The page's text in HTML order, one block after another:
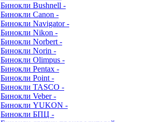
Бинокли Bushnell -
Бинокли Canon -
Бинокли Navigator -
Бинокли Nikon -
Бинокли Norbert -
Бинокли Norin -
Бинокли Olimpus -
Бинокли Pentax -
Бинокли Point -
Бинокли TASCO -
Бинокли Veber -
Бинокли YUKON -
Бинокли БПЦ -